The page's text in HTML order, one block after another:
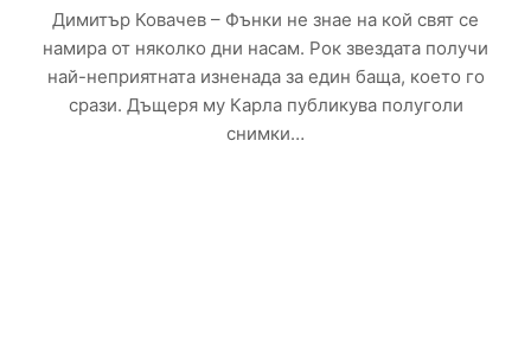
Димитър Ковачев – Фънки не знае на кой свят се
намира от няколко дни насам. Рок звездата получи
най-неприятната изненада за един баща, което го
срази. Дъщеря му Карла публикува полуголи
снимки…